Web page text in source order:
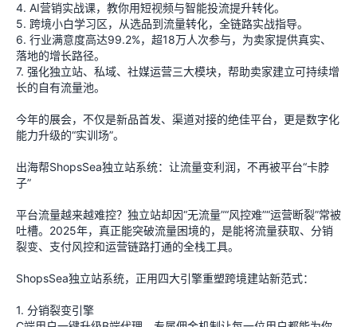
4. AI营销实战课，教你用短视频与智能投流提升转化。
5. 跨境小白学习区，从选品到流量转化，全链路实战指导。
6. 行业满意度高达99.2%，超18万人次参与，为卖家提供真实、
落地的增长路径。
7. 强化独立站、私域、社媒运营三大模块，帮助卖家建立可持续增
长的自有流量池。
今年的展会，不仅是新品首发、渠道对接的绝佳平台，更是数字化
能力升级的“实训场”。
出海帮ShopsSea独立站系统：让流量变利润，不再被平台“卡脖
子”
平台流量越来越难控？独立站却因“无流量”“风控难”“运营断裂”常被
吐槽。2025年，真正能突破流量困境的，是能将流量获取、分销
裂变、支付风控和运营链路打通的全栈工具。
ShopsSea独立站系统，正用四大引擎重塑跨境建站新范式：
1. 分销裂变引擎